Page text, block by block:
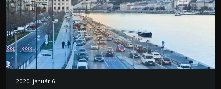
2020. január 6.